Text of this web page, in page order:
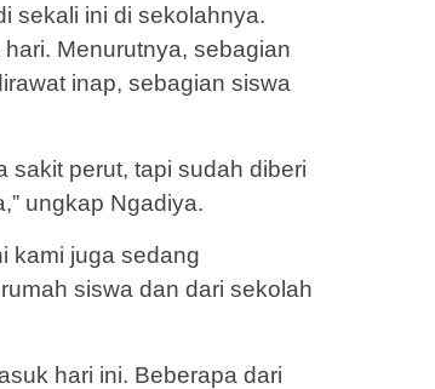
sekali ini di sekolahnya.
Menurutnya, sebagian
inap, sebagian siswa
sakit perut, tapi sudah diberi
ungkap Ngadiya.
kami juga sedang
siswa dan dari sekolah
hari ini. Beberapa dari